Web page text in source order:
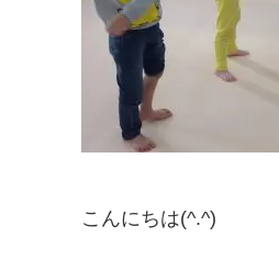
こんにちは(^.^)